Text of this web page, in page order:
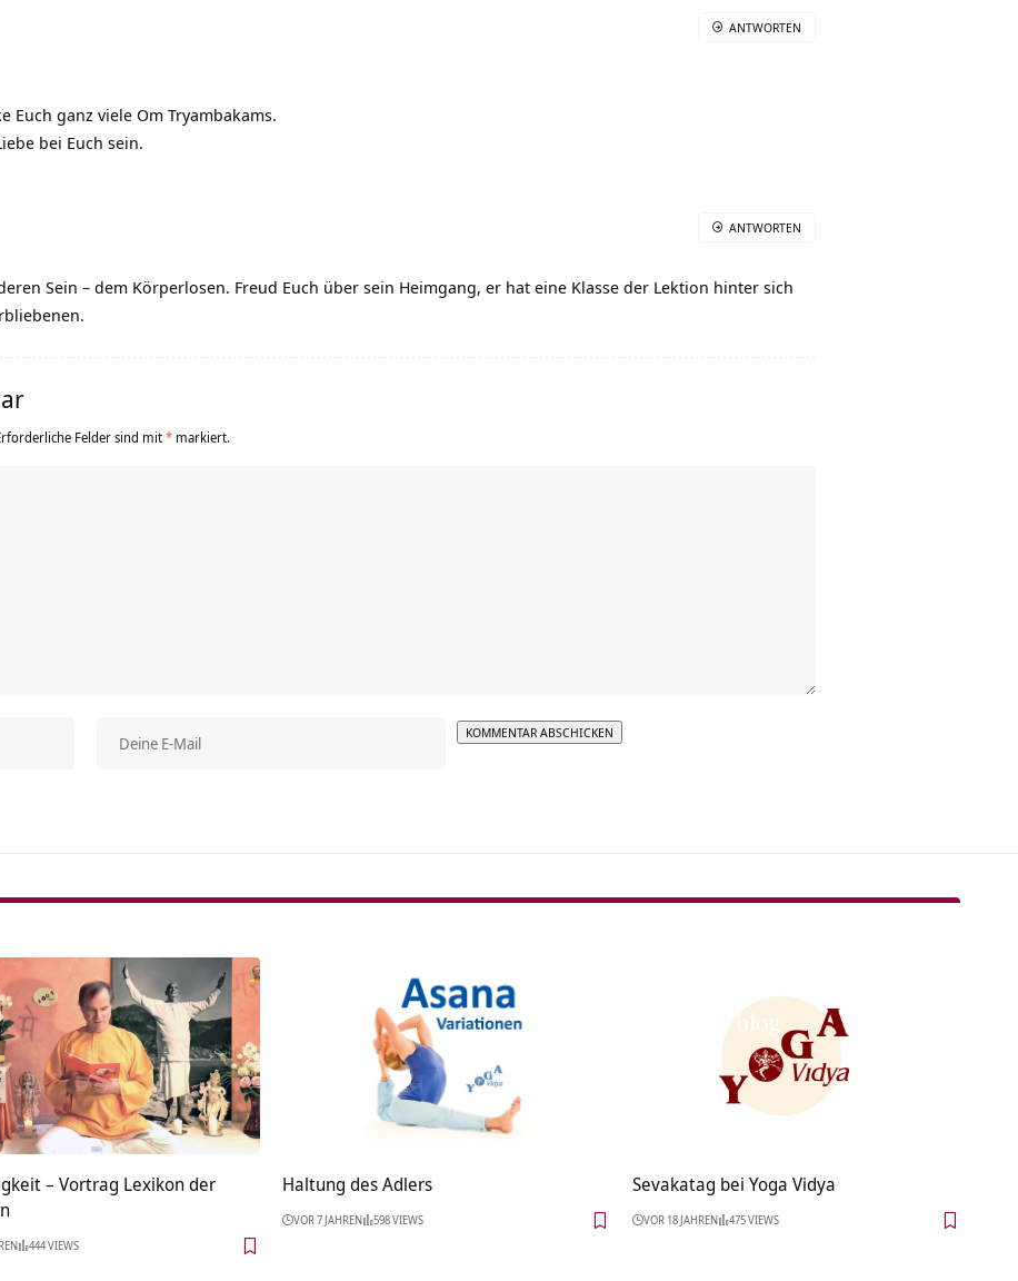
Euch ganz viele Om Tryambakams.
bei Euch sein.
ANTWORTEN
Sein – dem Körperlosen. Freud Euch über sein Heimgang, er hat eine Klasse der Lektion hinter sich
ANTWORTEN
Felder sind mit* markiert.
– Vortrag Lexikon der
444 VIEWS
Haltung des Adlers
VOR 7 JAHREN 598 VIEWS
Sevakatag bei Yoga Vidya
VOR 18 JAHREN 475 VIEWS